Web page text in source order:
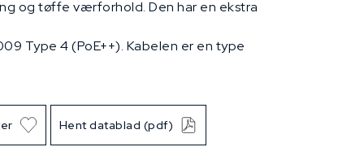
og tøffe værforhold. Den har en ekstra
Type 4 (PoE++). Kabelen er en type
Hent datablad (pdf)